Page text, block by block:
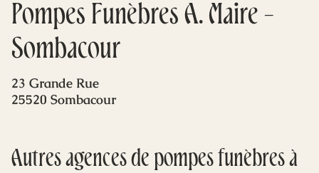
Pompes Funèbres A. Maire -
Sombacour
23 Grande Rue
25520 Sombacour
Autres agences de pompes funèbres à